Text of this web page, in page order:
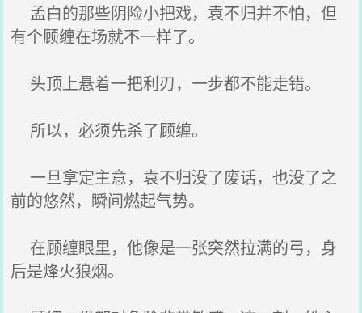
孟白的那些阴险小把戏，袁不归并不怕，但
有个顾缠在场就不一样了。
头顶上悬着一把利刃，一步都不能走错。
所以，必须先杀了顾缠。
一旦拿定主意，袁不归没了废话，也没了之
前的悠然，瞬间燃起气势。
在顾缠眼里，他像是一张突然拉满的弓，身
后是烽火狼烟。